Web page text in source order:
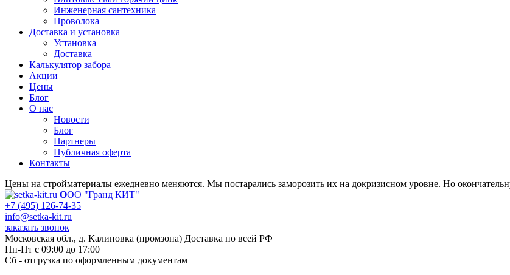
Инженерная сантехника
Проволока
Доставка и установка
Установка
Доставка
Калькулятор забора
Акции
Цены
Блог
О нас
Новости
Блог
Партнеры
Публичная оферта
Контакты
Цены на стройматериалы ежедневно меняются. Мы постарались заморозить их на докризисном уровне. Но
ООО "Гранд КИТ"
+7 (495) 126-74-35
info@setka-kit.ru
заказать звонок
Московская обл., д. Калиновка (промзона) Доставка по всей РФ
Пн-Пт с 09:00 до 17:00
Сб - отгрузка по оформленным документам